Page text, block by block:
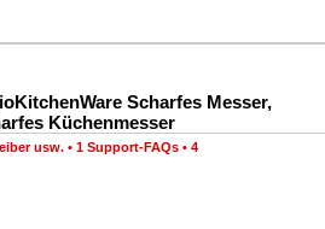
Scharfes Messer,
Küchenmesser
usw. • 1 Support-FAQs • 4